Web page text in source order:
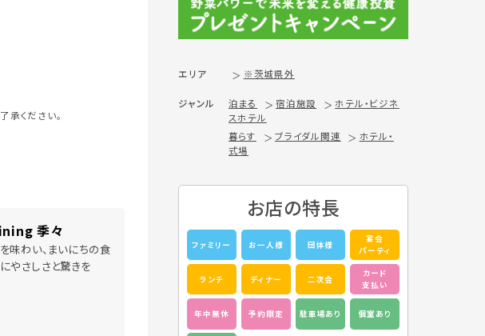
ください。
季々
味わい、まいにちの食
やさしさと驚きを
エリア ※茨城県外
ジャンル 泊まる 宿泊施設
ホテル・ビジネ
スホテル
暮らす
ブライダル関連
ホテル・
式場
お店の特長
ファミリー お一人様 団体様
宴会
パーティ
ランチ ディナー 二次会
カード
支払い
年中無休 予約限定 駐車場あり 個室あり